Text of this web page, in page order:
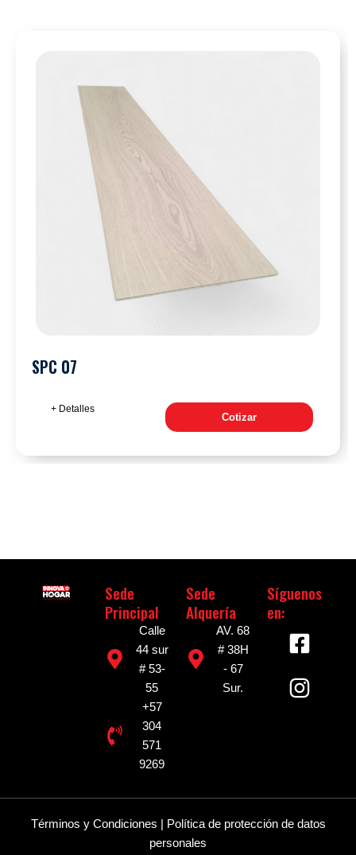
SPC 07
+ Detalles
Cotizar
Sede
Principal
Calle
44 sur
# 53-
55
+57
304
571
9269
Sede
Alquería
AV. 68
# 38H
- 67
Sur.
Síguenos
en:
F
a
c
e
s
I
n
s
t
Términos y Condiciones
Política de protección de datos
personales